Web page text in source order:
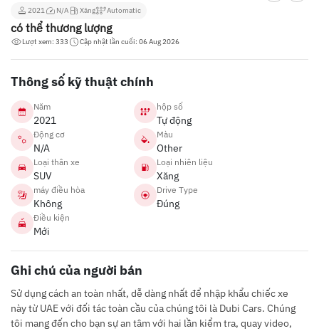
2021 N/A Xăng Automatic
có thể thương lượng
Lượt xem: 333 Cập nhật lần cuối: 06 Aug 2026
Thông số kỹ thuật chính
Năm
2021
hộp số
Tự động
Động cơ
N/A
Màu
Other
Loại thân xe
SUV
Loại nhiên liệu
Xăng
máy điều hòa
Không
Drive Type
Đúng
Điều kiện
Mới
Ghi chú của người bán
Sử dụng cách an toàn nhất, dễ dàng nhất để nhập khẩu chiếc xe
này từ UAE với đối tác toàn cầu của chúng tôi là Dubi Cars. Chúng
tôi mang đến cho bạn sự an tâm với hai lần kiểm tra, quay video,